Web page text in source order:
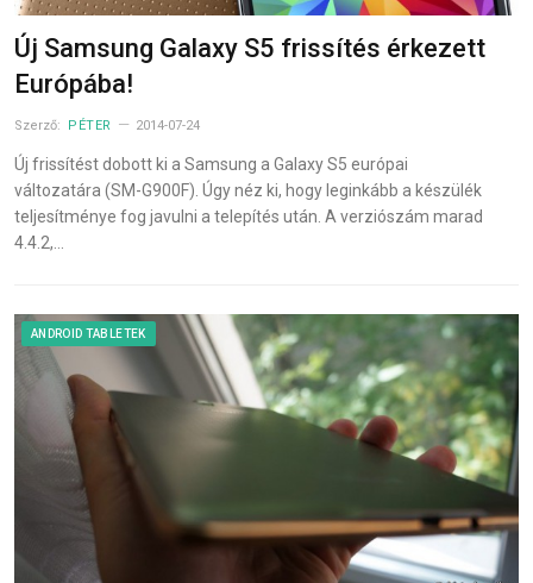
Új Samsung Galaxy S5 frissítés érkezett
Európába!
Szerző: PÉTER 2014-07-24
Új frissítést dobott ki a Samsung a Galaxy S5 európai
változatára (SM-G900F). Úgy néz ki, hogy leginkább a készülék
teljesítménye fog javulni a telepítés után. A verziószám marad
4.4.2,…
ANDROID TABLETEK